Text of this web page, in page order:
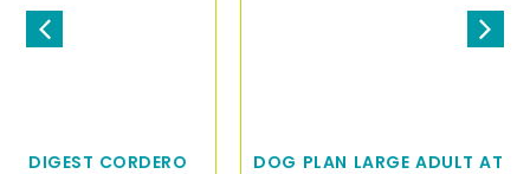
DOG PLAN LARGE ADULT ATHLETIC DIGEST